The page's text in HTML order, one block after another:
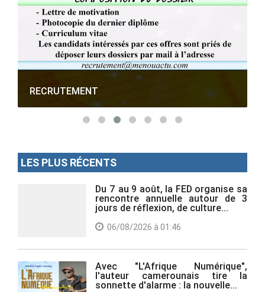
RECRUTEMENT
LES PLUS RÉCENTS
Du 7 au 9 août, la FED organise sa
rencontre annuelle autour de 3
jours de réflexion, de culture...
06/08/2026 à 01:46
Avec "L'Afrique Numérique",
l'auteur camerounais tire la
sonnette d'alarme : la nouvelle...